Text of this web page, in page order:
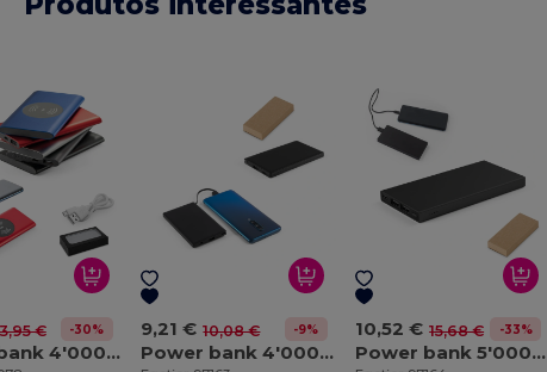
€ -30%
Power bank 4'000 mAh com carregador wireless 5W em alumínio reciclado (100% rAL)
9,21 € 10,08 € -9%
Power bank 4'000 mAh em ABS reciclado (100% rABS)
10,52 € 15,68 € -33%
Power bank 5'000 mAh em alumínio reciclado (100% rAL)